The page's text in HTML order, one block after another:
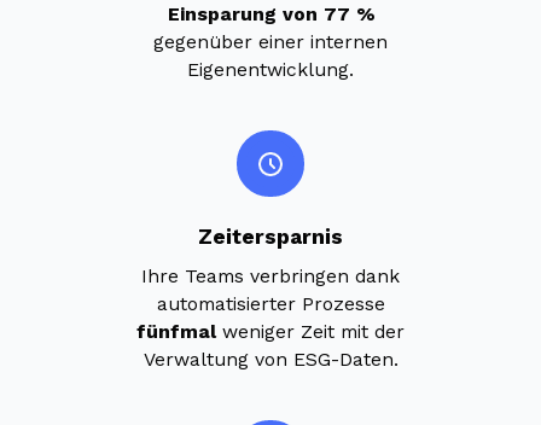
Einsparung von 77 %
gegenüber einer internen
Eigenentwicklung.
Zeitersparnis
Ihre Teams verbringen dank
automatisierter Prozesse
fünfmalweniger Zeit mit der
Verwaltung von ESG-Daten.